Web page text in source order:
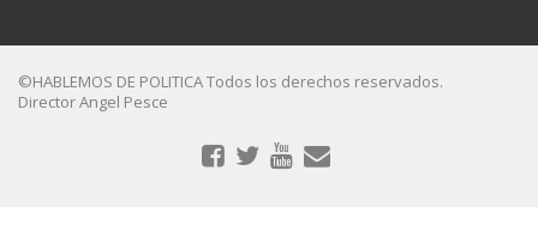
©HABLEMOS DE POLITICA Todos los derechos reservados.
Director Angel Pesce